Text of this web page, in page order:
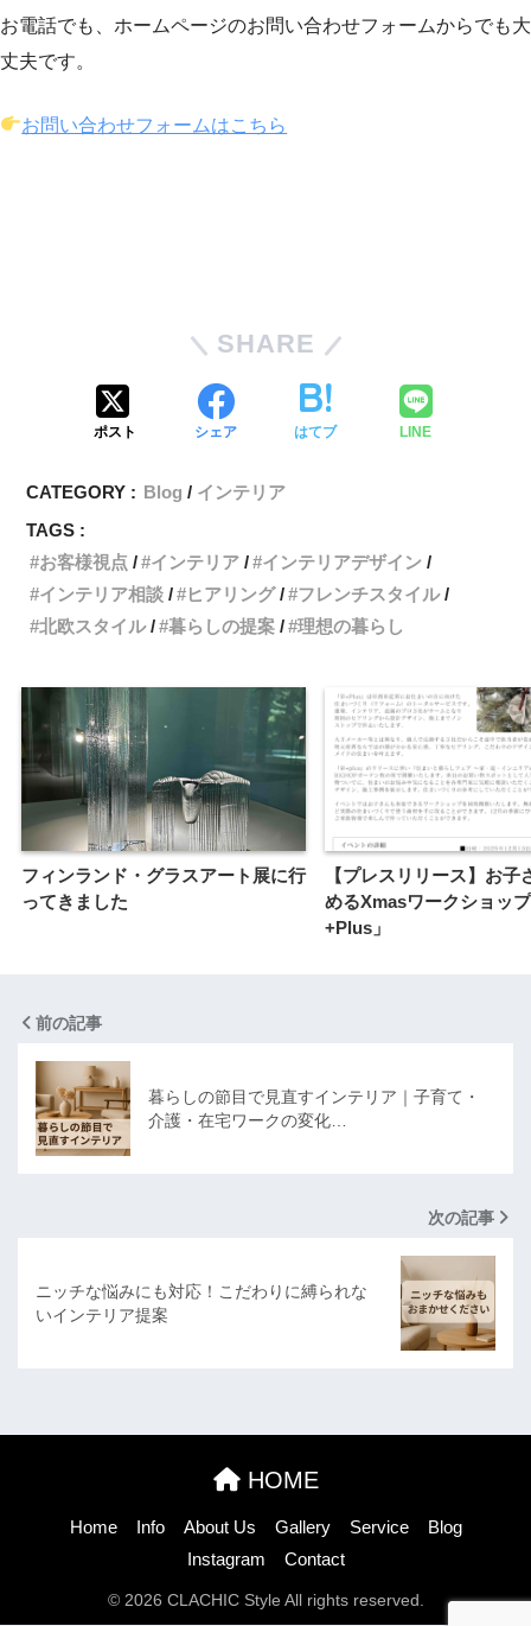
お電話でも、ホームページのお問い合わせフォームからでも大
丈夫です。
お問い合わせフォームはこちら
SHARE
ポスト シェア はてブ LINE
CATEGORY : Blog
インテリア
TAGS :
お客様視点
インテリア
インテリアデザイン
インテリア相談
ヒアリング
フレンチスタイル
北欧スタイル
暮らしの提案 理想の暮らし
フィンランド・グラスアート展に行
ってきました
【プレスリリース】お子
めるXmasワークショッ
+Plus」
前の記事
暮らしの節目で見直すインテリア｜子育て・
介護・在宅ワークの変化…
次の記事
ニッチな悩みにも対応！こだわりに縛られな
いインテリア提案
HOME
Home Info About Us Gallery Service
Blog
Instagram
Contact
© 2026 CLACHIC Style All rights reserved.